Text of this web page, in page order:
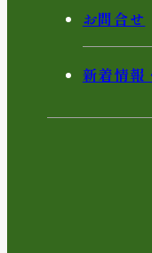
お問合せ
新着情報